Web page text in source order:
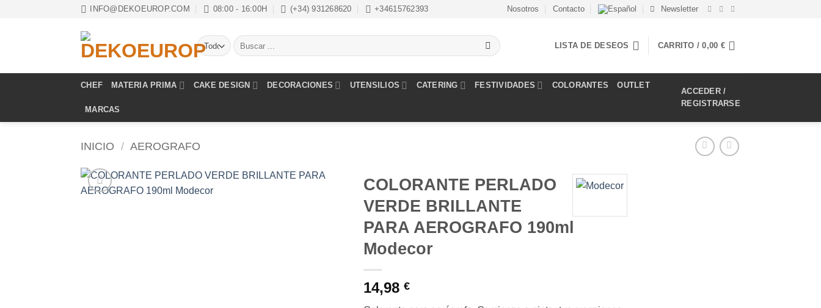
INFO@DEKOEUROP.COM 08:00 - 16:00H (+34) 931268620 +34615762393 Nosotros Contacto Newsletter
Buscar
por:
LISTA DE DESEOS CARRITO /0,00 €
CHEF MATERIA PRIMA CAKE DESIGN DECORACIONES UTENSILIOS CATERING FESTIVIDADES COLORANTES OUTLET
MARCAS
ACCEDER /
REGISTRARSE
INICIO / AEROGRAFO
COLORANTE PERLADO
VERDE BRILLANTE
PARA AEROGRAFO 190ml
Modecor
14,98 €